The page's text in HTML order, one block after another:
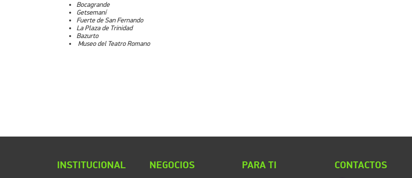
Bocagrande
Getsemaní
Fuerte de San Fernando
La Plaza de Trinidad
Bazurto
Museo del Teatro Romano
INSTITUCIONAL NEGOCIOS PARA TI CONTACTOS